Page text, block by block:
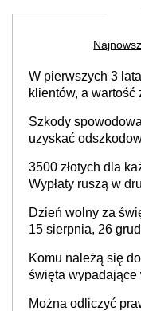
W pierwszych 3
klientów, a
Szkody
uzyskać
3500 złotych dla
Wypłaty ruszą w
Dzień wolny za
15 sierpnia, 26
i administracja
Komu należą się
święta wypadające
Można odliczyć